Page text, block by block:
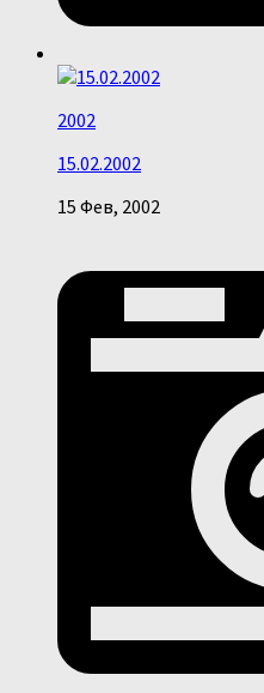
2002
15.02.2002
15 Фев, 2002